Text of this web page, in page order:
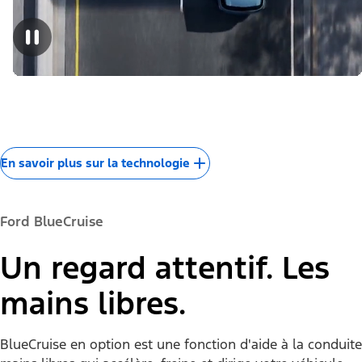
En savoir plus sur la technologie
Ford BlueCruise
Un regard attentif. Les
mains libres.
BlueCruise en option est une fonction d'aide à la conduite